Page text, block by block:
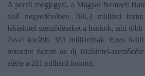
A portál megjegyzi, a Magyar Nemzeti
első negyedévében 780,3 milliárd forint
lakáshitel-szerződéseket a bankok, ami
évvel korábbi 383 milliárdnak. Ezen
rekordot hozott az új lakáshitel-
elérte a 281 milliárd forintot.